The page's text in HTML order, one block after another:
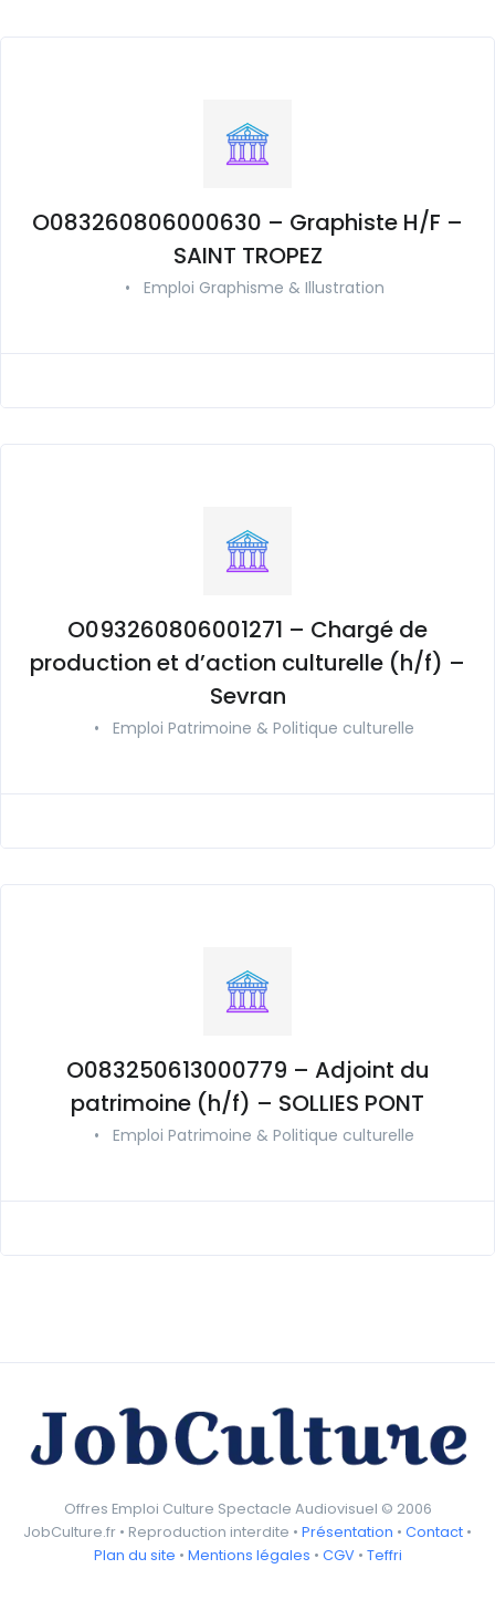
O083260806000630 – Graphiste H/F –
SAINT TROPEZ
• Emploi Graphisme & Illustration
O093260806001271 – Chargé de
production et d’action culturelle (h/f) –
Sevran
• Emploi Patrimoine & Politique culturelle
O083250613000779 – Adjoint du
patrimoine (h/f) – SOLLIES PONT
• Emploi Patrimoine & Politique culturelle
Offres Emploi Culture Spectacle Audiovisuel © 2006
JobCulture.fr • Reproduction interdite • Présentation • Contact •
Plan du site • Mentions légales • CGV• Teffri